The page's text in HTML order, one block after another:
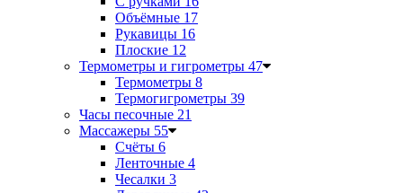
Объёмные 17
Рукавицы 16
Плоские 12
Термометры и гигрометры 47
Термометры 8
Термогигрометры 39
Часы песочные 21
Массажеры 55
Счёты 6
Ленточные 4
Чесалки 3